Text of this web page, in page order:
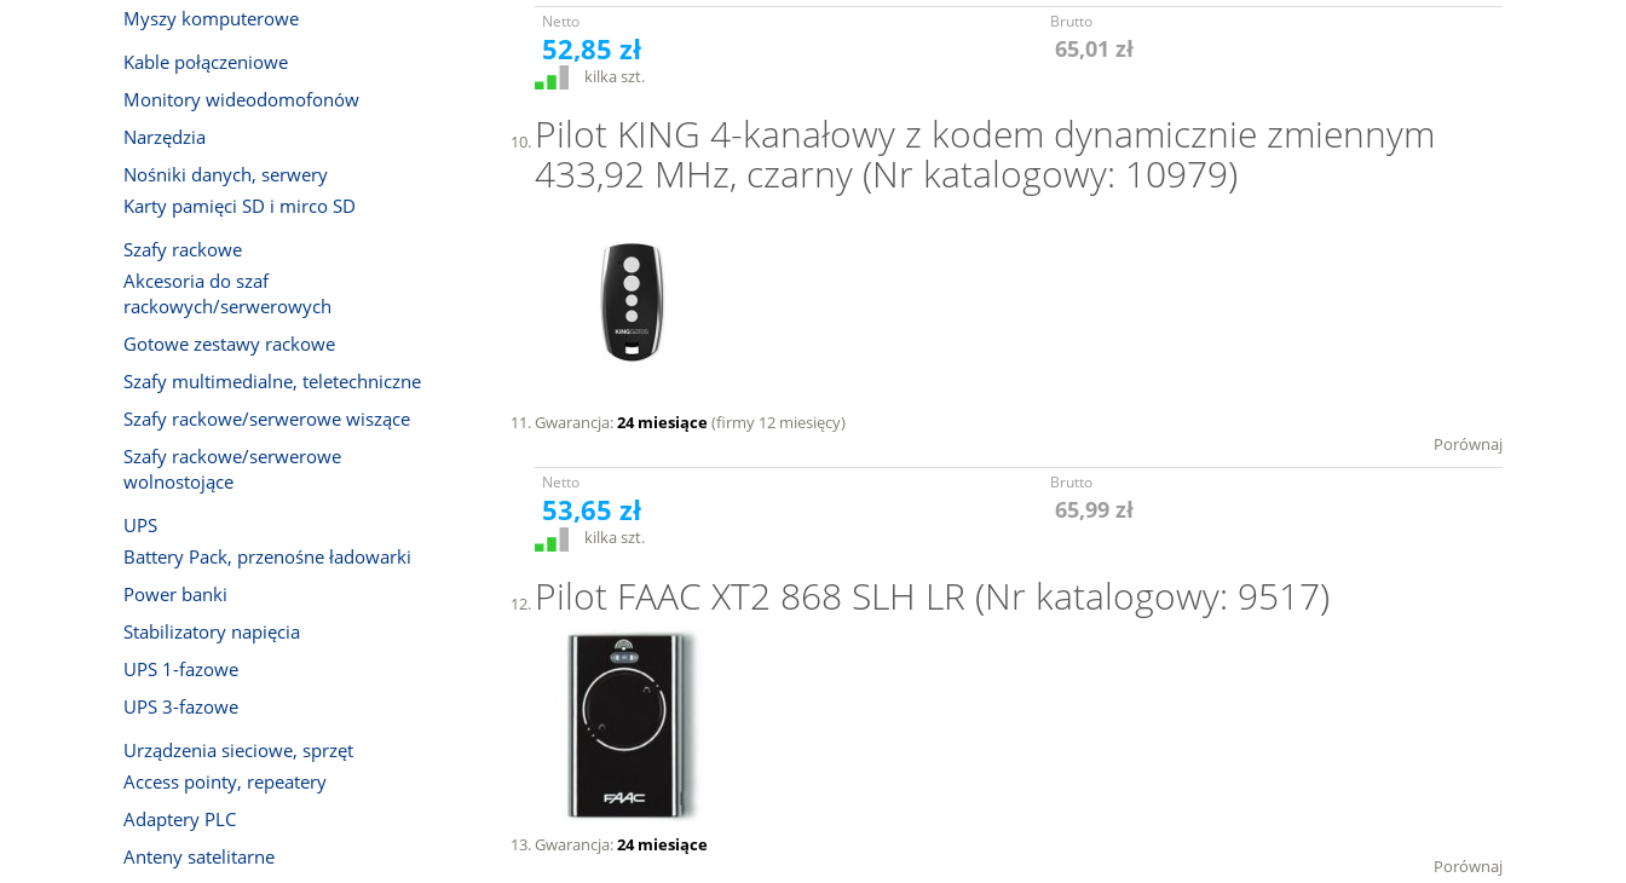
Netto Brutto
52,85 zł 65,01 zł
kilka szt.
Pilot KING 4-kanałowy z kodem dynamicznie zmiennym
433,92 MHz, czarny (Nr katalogowy: 10979)
Gwarancja:24 miesiące(firmy 12 miesięcy)
Porównaj
Netto Brutto
53,65 zł 65,99 zł
kilka szt.
Pilot FAAC XT2 868 SLH LR (Nr katalogowy: 9517)
Gwarancja:24 miesiące
Porównaj
Myszy komputerowe
Kable połączeniowe
Monitory wideodomofonów
Narzędzia
Nośniki danych, serwery
Karty pamięci SD i mirco SD
Szafy rackowe
Akcesoria do szaf
rackowych/serwerowych
Gotowe zestawy rackowe
Szafy multimedialne, teletechniczne
Szafy rackowe/serwerowe wiszące
Szafy rackowe/serwerowe
wolnostojące
UPS
Battery Pack, przenośne ładowarki
Power banki
Stabilizatory napięcia
UPS 1-fazowe
UPS 3-fazowe
Urządzenia sieciowe, sprzęt
Access pointy, repeatery
Adaptery PLC
Anteny satelitarne